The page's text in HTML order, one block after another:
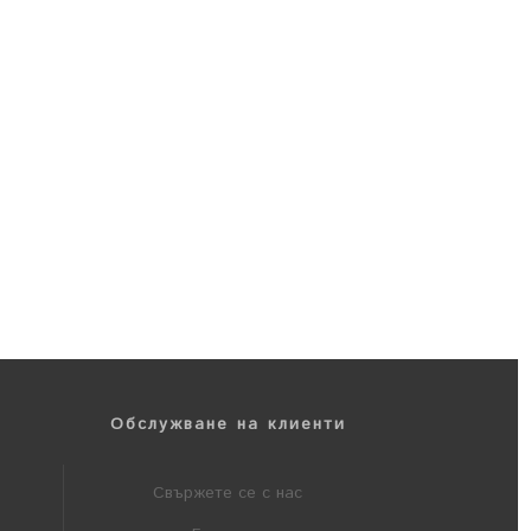
Обслужване на клиенти
Свържете се с нас